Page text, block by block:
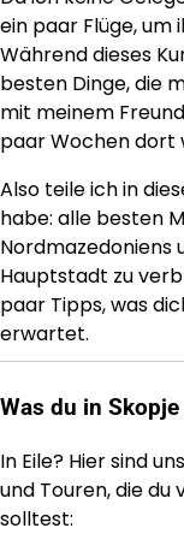
ein paar Flüge, um
Während dieses
besten Dinge, die
mit meinem
paar Wochen dort
Also teile ich in
habe: alle besten
Hauptstadt zu
paar Tipps, was
erwartet.
Was du in
In Eile? Hier sind
und Touren, die du
solltest: